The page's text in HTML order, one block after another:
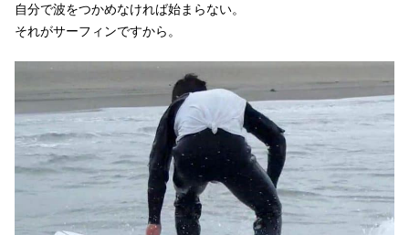
自分で波をつかめなければ始まらない。
それがサーフィンですから。